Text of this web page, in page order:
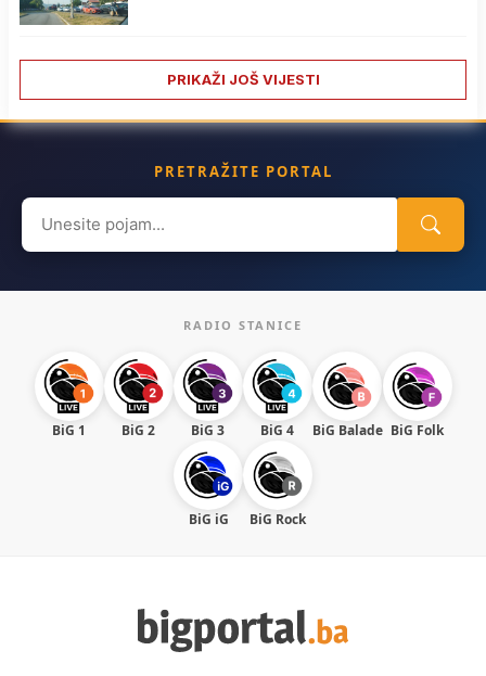
PRIKAŽI JOŠ VIJESTI
PRETRAŽITE PORTAL
Search
for:
RADIO STANICE
BiG 1 BiG 2 BiG 3 BiG 4 BiG Balade BiG Folk
BiG iG BiG Rock